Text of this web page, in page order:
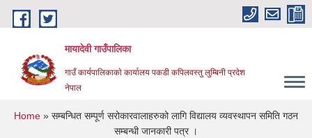
Skip to main content
मायादेवी गाउँपालिका
गाउँ कार्यपालिकाकाे कार्यालय पकडी कपिलवस्तु लुम्बिनी प्रदेश
नेपाल
You are here
Home » सम्बन्धित सम्पूर्ण सरोकारवालाहरुको लागि विद्यालय व्यवस्थापन समिति गठन
सम्बन्धी जानकारी पत्र ।